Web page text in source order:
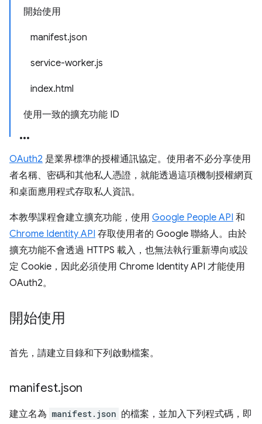
開始使用
manifest.json
service-worker.js
index.html
使用一致的擴充功能 ID
OAuth2 是業界標準的授權通訊協定。使用者不必分享使用
者名稱、密碼和其他私人憑證，就能透過這項機制授權網頁
和桌面應用程式存取私人資訊。
本教學課程會建立擴充功能，使用 Google People API 和
Chrome Identity API 存取使用者的 Google 聯絡人。由於
擴充功能不會透過 HTTPS 載入，也無法執行重新導向或設
定 Cookie，因此必須使用 Chrome Identity API 才能使用
OAuth2。
開始使用
首先，請建立目錄和下列啟動檔案。
manifest.json
建立名為 manifest.json 的檔案，並加入下列程式碼，即